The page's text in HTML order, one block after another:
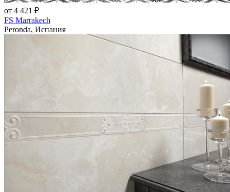
от 4 421 ₽
FS Marrakech
Peronda, Испания